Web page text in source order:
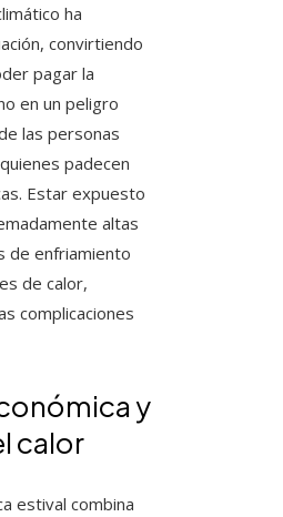
ha
convirtiendo
pagar la
en un peligro
las personas
padecen
Estar expuesto
altas
de enfriamiento
de calor,
complicaciones
y
calor
estival combina